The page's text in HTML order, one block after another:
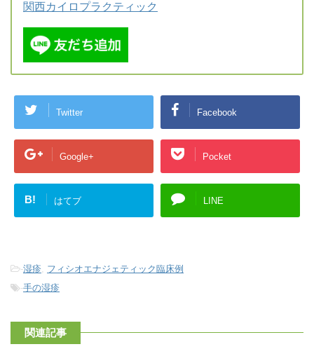
関西カイロプラクティック
Twitter Facebook
Google+ Pocket
B! はてブ LINE
-湿疹, フィシオエナジェティック臨床例
-手の湿疹
関連記事